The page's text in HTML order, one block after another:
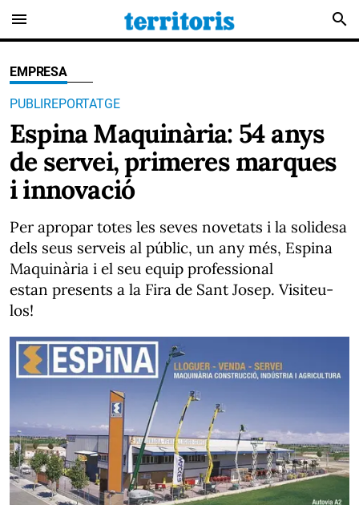
menu search
EMPRESA
PUBLIREPORTATGE
Espina Maquinària: 54 anys
de servei, primeres marques
i innovació
Per apropar totes les seves novetats i la solidesa
dels seus serveis al públic, un any més, Espina
Maquinària i el seu equip professional
estan presents a la Fira de Sant Josep. Visiteu-
los!